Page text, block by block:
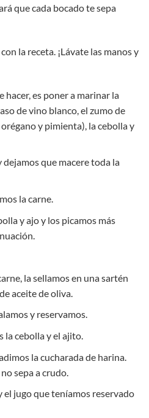
que cada bocado te sepa
la receta. ¡Lávate las manos y
hacer, es poner a marinar la
de vino blanco, el zumo de
y pimienta), la cebolla y
que macere toda la
la carne.
y ajo y los picamos más
la sellamos en una sartén
aceite de oliva.
y reservamos.
la cebolla y el ajito.
la cucharada de harina.
sepa a crudo.
el jugo que teníamos reservado